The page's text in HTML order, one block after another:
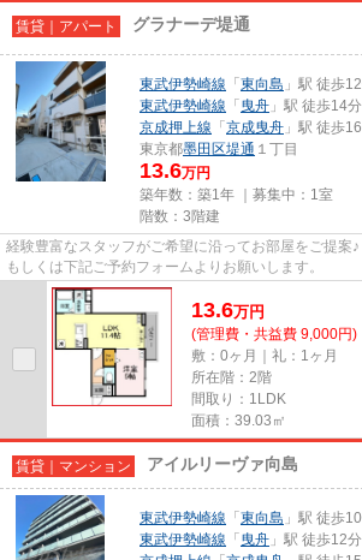
賃貸｜アパート グラナーデ堤通
東武伊勢崎線 「 東向島 」駅 徒歩
東武伊勢崎線 「 曳舟 」駅 徒歩14分
京成押上線 「 京成曳舟 」駅 徒歩
東京都墨田区堤通 １丁目
13.6万円
築年数：築1年 ｜募集中： 1室
階数：3階建
経験豊富なスタッフがご希望に沿ってお部屋をご提案
もしくは下記ご予約フォームよりお願いします。
13.6万円
(管理費・共益費 9,000円)
敷：0ヶ月｜礼：1ヶ月
所在階：2階
間取り：1LDK
面積：39.03㎡
賃貸｜マンション アイルリーヴァ向島
東武伊勢崎線 「 東向島 」駅 徒歩
東武伊勢崎線 「 曳舟 」駅 徒歩12分